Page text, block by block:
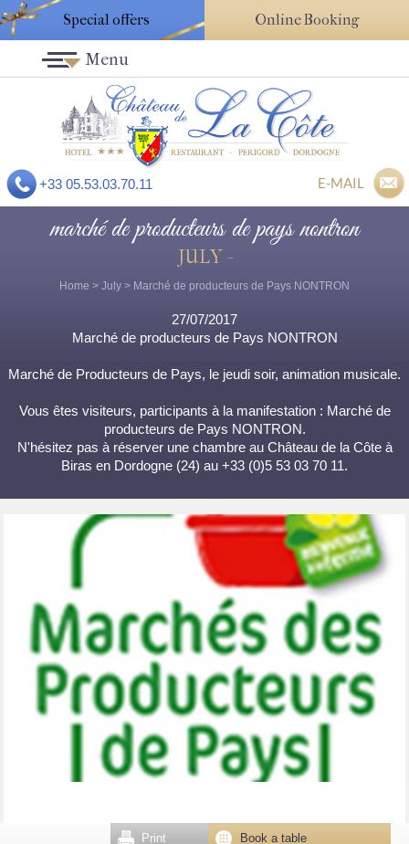
Special offers Online Booking
+33 05.53.03.70.11 E-MAIL
Menu
marché de producteurs de pays nontron
JULY -
Home > July > Marché de producteurs de Pays NONTRON
27/07/2017
Marché de producteurs de Pays NONTRON
Marché de Producteurs de Pays, le jeudi soir, animation musicale.
Vous êtes visiteurs, participants à la manifestation : Marché de
producteurs de Pays NONTRON.
N'hésitez pas à réserver une chambre au Château de la Côte à
Biras en Dordogne (24) au +33 (0)5 53 03 70 11.
Book a table
Print